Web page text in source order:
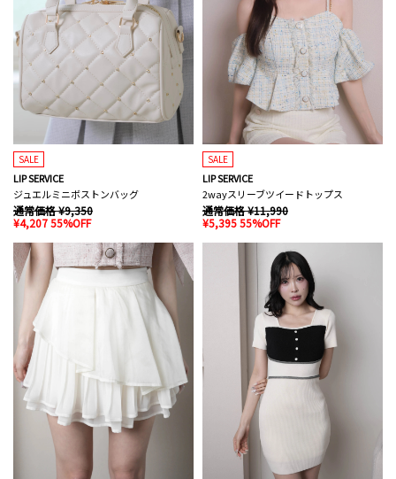
SALE
LIP SERVICE
ジュエルミニボストンバッグ
通常価格 ¥9,350
¥4,207 55%OFF
SALE
LIP SERVICE
2wayスリーブツイードトップス
通常価格 ¥11,990
¥5,395 55%OFF